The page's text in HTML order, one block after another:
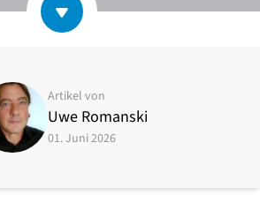
Artikel von
Uwe Romanski
01. Juni 2026